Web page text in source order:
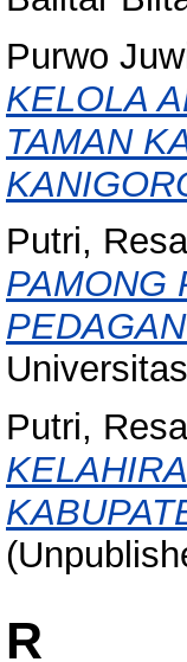
Purwo
KELOLA
TAMAN
Putri,
PAMONG
Putri,
R